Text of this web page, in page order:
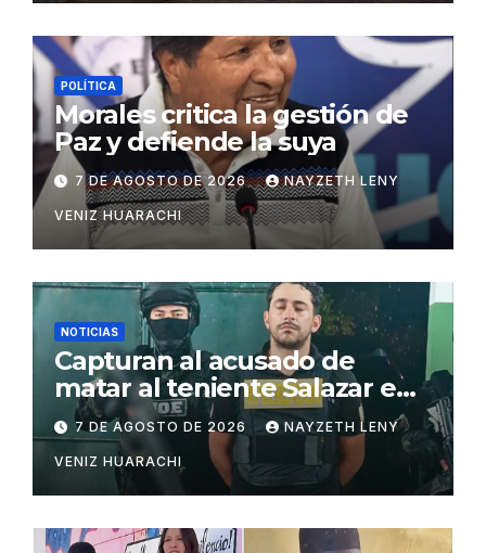
POLÍTICA
Morales critica la gestión de
Paz y defiende la suya
7 DE AGOSTO DE 2026 NAYZETH LENY
VENIZ HUARACHI
NOTICIAS
Capturan al acusado de
matar al teniente Salazar en
San Matías
7 DE AGOSTO DE 2026 NAYZETH LENY
VENIZ HUARACHI